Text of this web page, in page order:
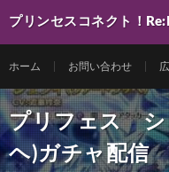
プリンセスコネクト！
ホーム お問い合わせ
プリフェス シ
ヘ)ガチャ配信